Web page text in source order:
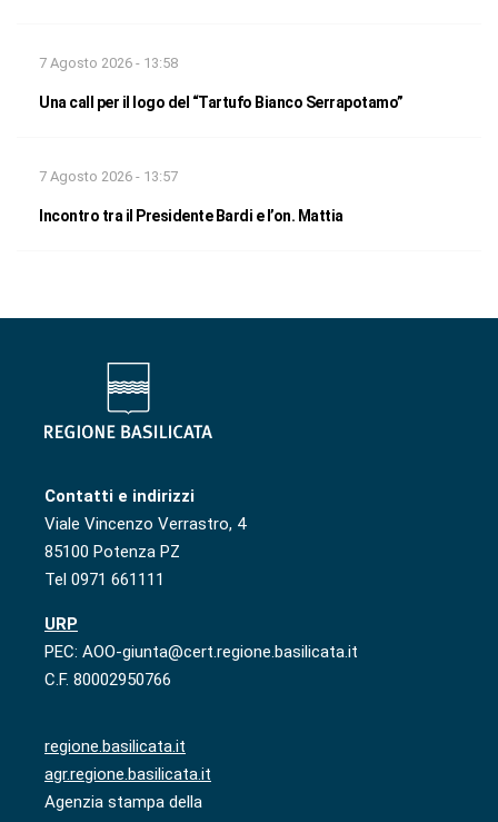
7 Agosto 2026 - 13:58
Una call per il logo del “Tartufo Bianco Serrapotamo”
7 Agosto 2026 - 13:57
Incontro tra il Presidente Bardi e l’on. Mattia
Contatti e indirizzi
Viale Vincenzo Verrastro, 4
85100 Potenza PZ
Tel 0971 661111
URP
PEC: AOO-giunta@cert.regione.basilicata.it
C.F. 80002950766
regione.basilicata.it
agr.regione.basilicata.it
Agenzia stampa della